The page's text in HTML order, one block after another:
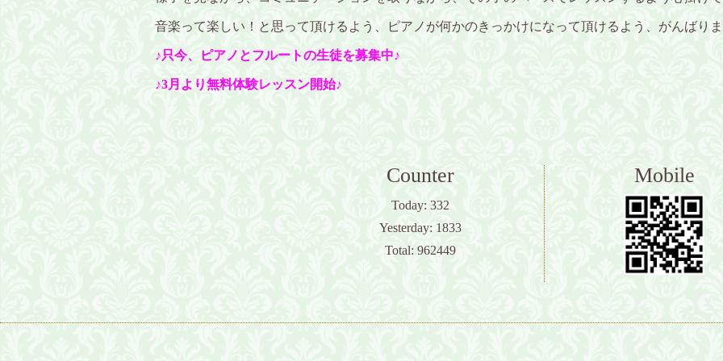
音楽って楽しい！と思って頂けるよう、ピアノが何かのきっかけになって頂けるよう、がんばり
♪只今、ピアノとフルートの生徒を募集中♪
♪3月より無料体験レッスン開始♪
Counter
Today: 332
Yesterday: 1833
Total: 962449
Mobile